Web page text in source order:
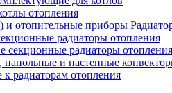
отопления
радиаторы отопления
секционные радиаторы отопления
и настенные
радиаторам отопления